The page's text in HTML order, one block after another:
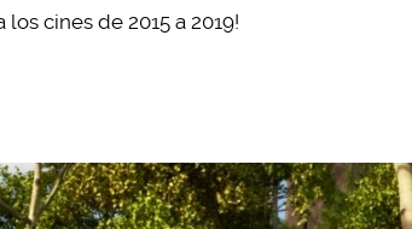
cines de 2015 a 2019!